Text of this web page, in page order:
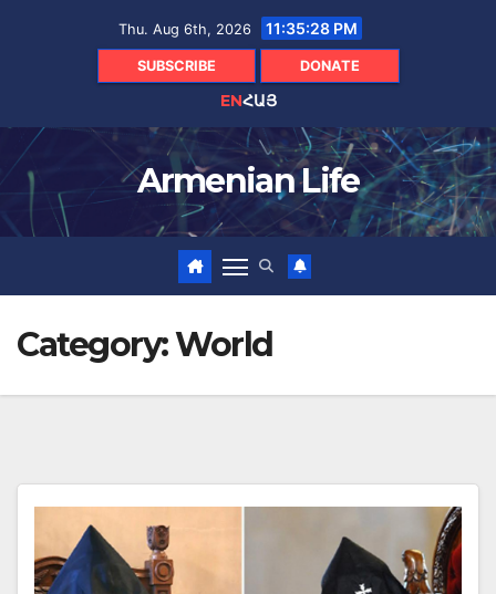
Thu. Aug 6th, 2026 11:35:29 PM
SUBSCRIBE DONATE
ENՀԱՅ
Armenian Life
Category:World